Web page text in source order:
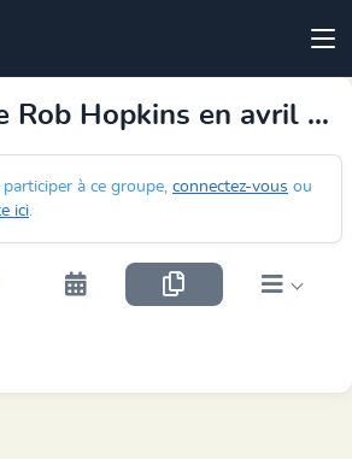
avril en Belgique pour son livre "Et si..." : on s'organise!
à ce groupe, connectez-vous ou
ici.